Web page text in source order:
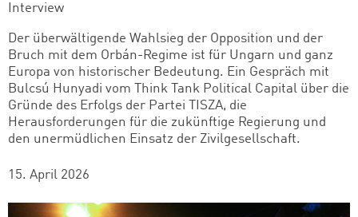
Interview
Der überwältigende Wahlsieg der Opposition und der
Bruch mit dem Orbán-Regime ist für Ungarn und ganz
Europa von historischer Bedeutung. Ein Gespräch mit
Bulcsú Hunyadi vom Think Tank Political Capital über die
Gründe des Erfolgs der Partei TISZA, die
Herausforderungen für die zukünftige Regierung und
den unermüdlichen Einsatz der Zivilgesellschaft.
15. April 2026